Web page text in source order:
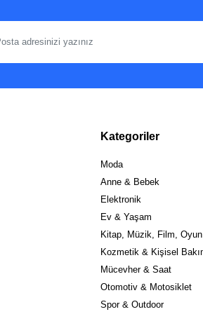
Kategoriler
Moda
Anne & Bebek
Elektronik
Ev & Yaşam
Kitap, Müzik, Film, Oyun
Kozmetik & Kişisel
Mücevher & Saat
Otomotiv & Motosiklet
Spor & Outdoor